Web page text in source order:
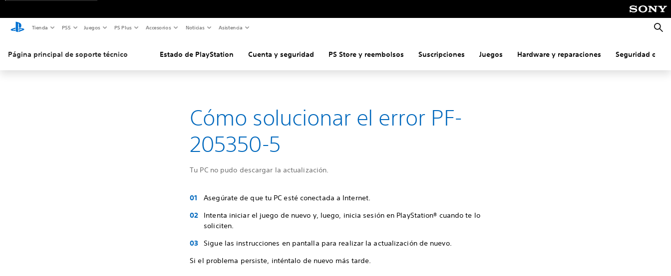
Tienda PS5 Juegos PS Plus Accesorios Noticias Asistencia
Página principal de soporte técnico Estado de PlayStation Cuenta y seguridad PS Store y reembolsos Suscripciones Juegos Hardware y reparaciones Seguridad
Cómo solucionar el error PF-
205350-5
Tu PC no pudo descargar la actualización.
Asegúrate de que tu PC esté conectada a Internet.
Intenta iniciar el juego de nuevo y, luego, inicia sesión en PlayStation® cuando te lo
soliciten.
Sigue las instrucciones en pantalla para realizar la actualización de nuevo.
Si el problema persiste, inténtalo de nuevo más tarde.